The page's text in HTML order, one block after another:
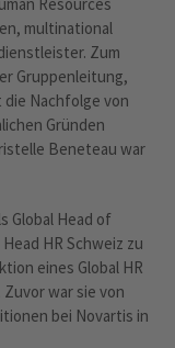
multinational
Zum
Gruppenleitung,
Nachfolge von
Gründen
Beneteau war
Global Head of
HR Schweiz zu
eines Global HR
Zuvor war sie von
bei Novartis in